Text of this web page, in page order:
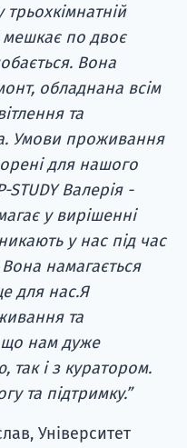
мешкає по двоє
Вона
обладнана всім
та
Умови проживання
для нашого
Валерія -
у вирішенні
у нас під час
намагається
для нас.Я
та
що нам дуже
так і з куратором.
та підтримку.”
Університет